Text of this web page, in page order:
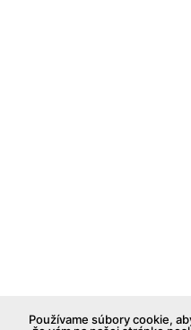
Používame súbory cookie,